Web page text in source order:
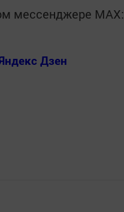
мессенджере MАХ:
Дзен